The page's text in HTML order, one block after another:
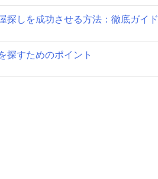
探しを成功させる方法：徹底ガイド
探すためのポイント